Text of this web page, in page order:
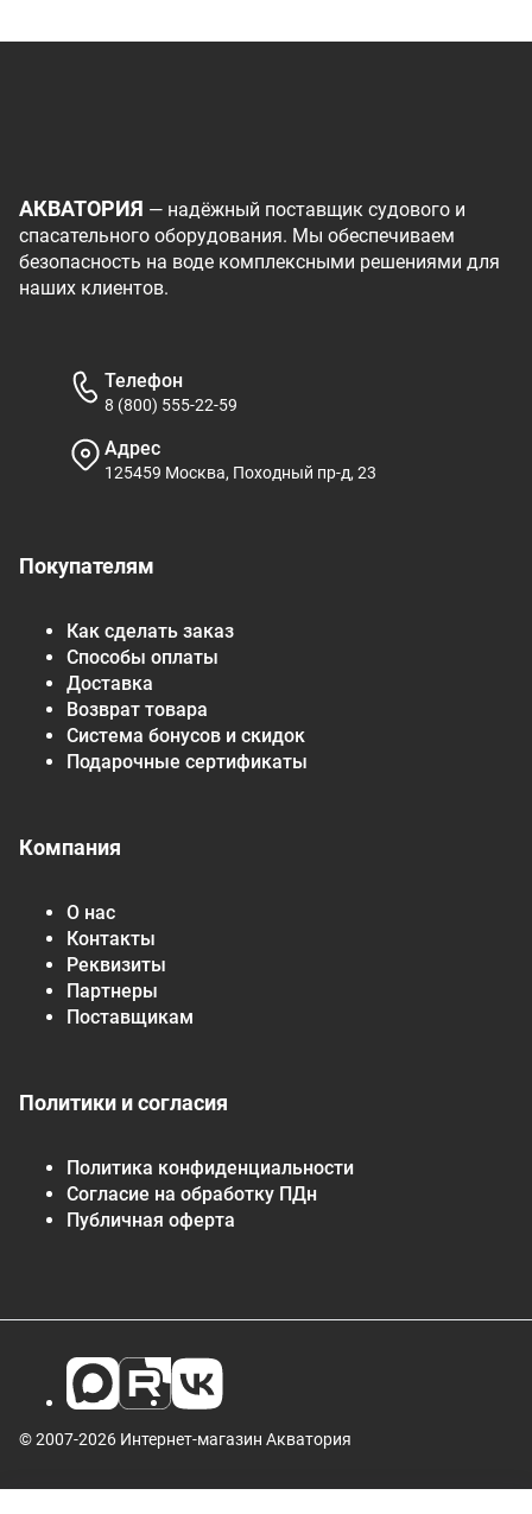
АКВАТОРИЯ — надёжный поставщик судового и
спасательного оборудования. Мы обеспечиваем
безопасность на воде комплексными решениями для
наших клиентов.
Покупателям
Как сделать заказ
Способы оплаты
Доставка
Возврат товара
Система бонусов и скидок
Подарочные сертификаты
Компания
О нас
Контакты
Реквизиты
Партнеры
Поставщикам
Политики и согласия
Политика конфиденциальности
Согласие на обработку ПДн
Публичная оферта
Телефон
8 (800) 555-22-59
Адрес
125459 Москва, Походный пр-д, 23
© 2007-2026 Интернет-магазин Акватория